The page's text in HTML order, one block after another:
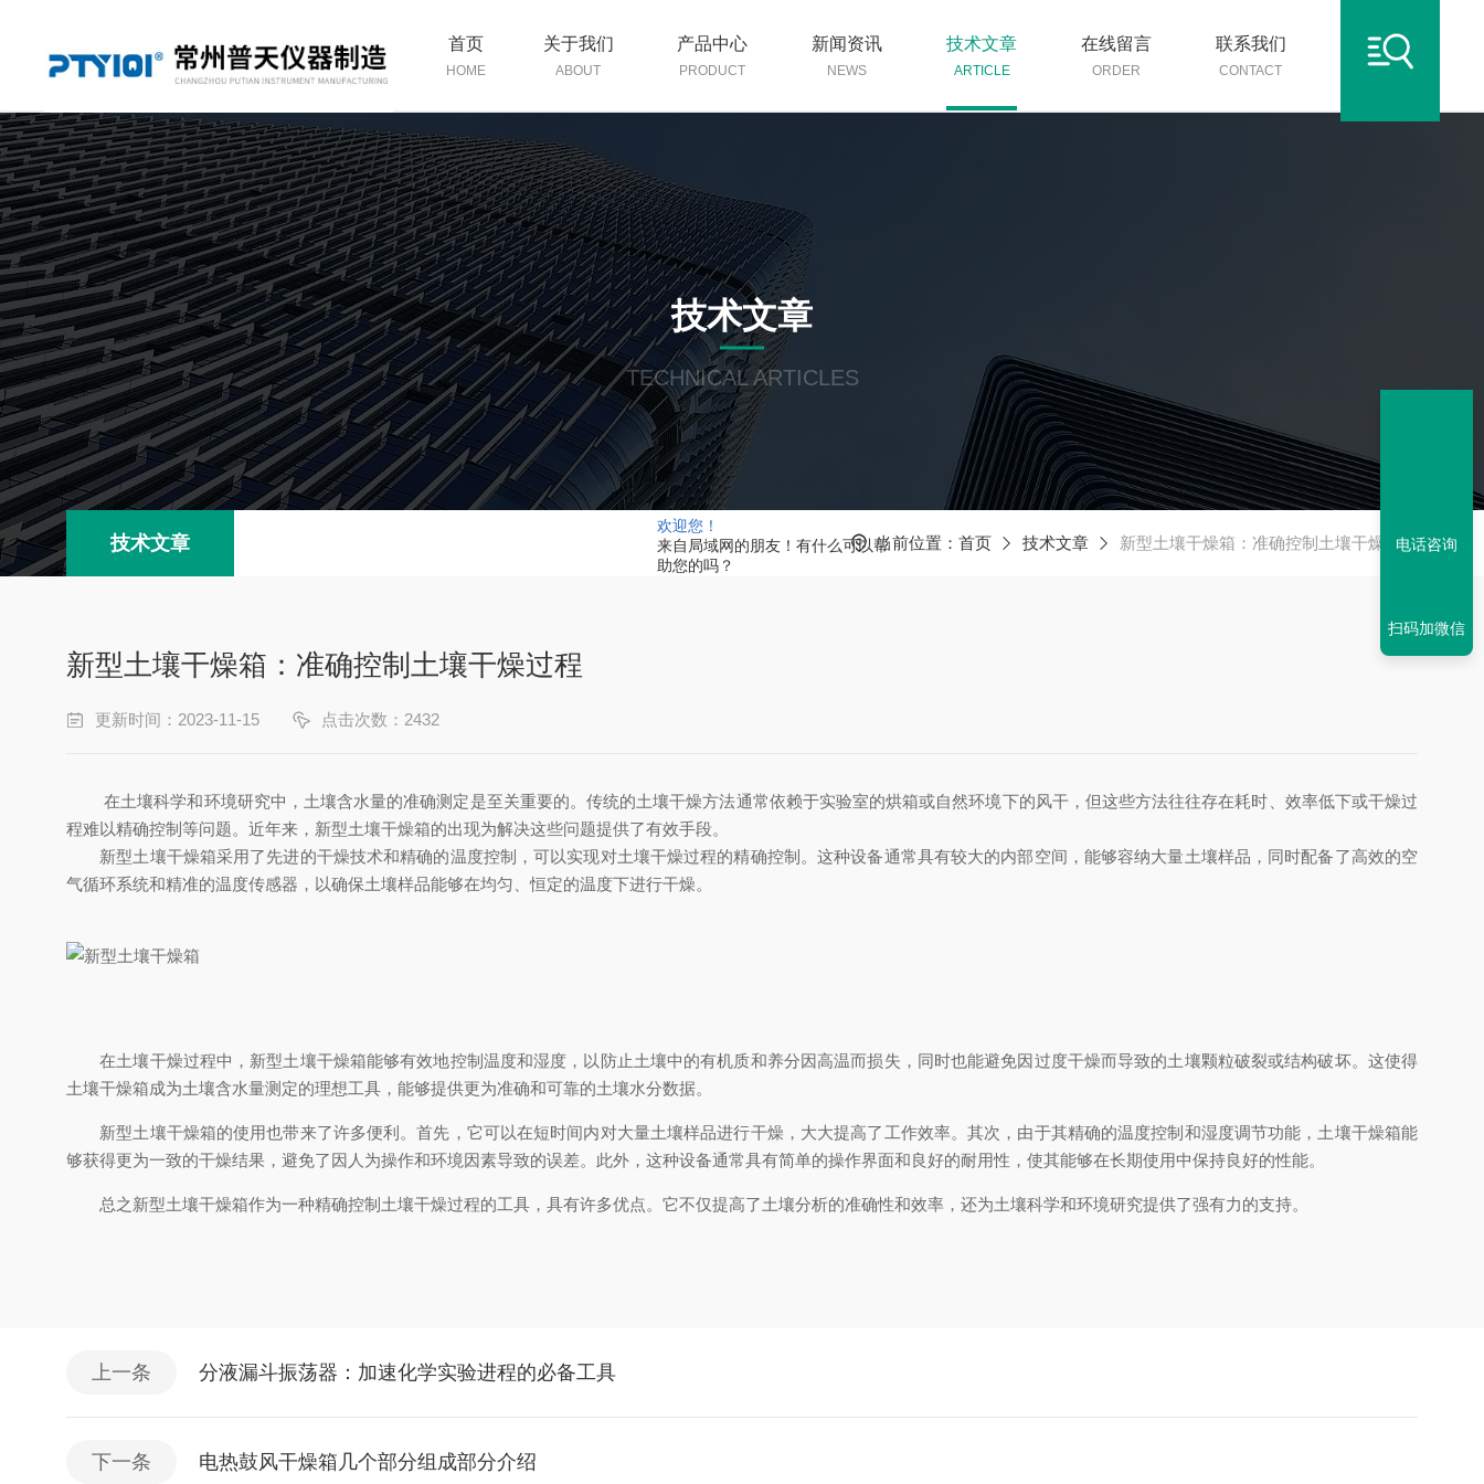
欢迎您！
来自局域网的朋友！有什么可以帮
助您的吗？
首页
HOME
关于我们
ABOUT
产品中心
PRODUCT
新闻资讯
NEWS
技术文章
ARTICLE
在线留言
ORDER
联系我们
CONTACT
技术文章
TECHNICAL ARTICLES
技术文章 当前位置： 首页 技术文章 新型土壤干燥箱：准确控制土壤干燥过程
新型土壤干燥箱：准确控制土壤干燥过程
更新时间：2023-11-15 点击次数：2432
在土壤科学和环境研究中，土壤含水量的准确测定是至关重要的。传统的土壤干燥方法通常依赖于实验室的烘箱或自然环境下的风干，但这些方法往往存在耗时、效率低下或干燥过
程难以精确控制等问题。近年来，新型土壤干燥箱的出现为解决这些问题提供了有效手段。
新型土壤干燥箱采用了先进的干燥技术和精确的温度控制，可以实现对土壤干燥过程的精确控制。这种设备通常具有较大的内部空间，能够容纳大量土壤样品，同时配备了高效的空
气循环系统和精准的温度传感器，以确保土壤样品能够在均匀、恒定的温度下进行干燥。
在土壤干燥过程中，新型土壤干燥箱能够有效地控制温度和湿度，以防止土壤中的有机质和养分因高温而损失，同时也能避免因过度干燥而导致的土壤颗粒破裂或结构破坏。这使得
土壤干燥箱成为土壤含水量测定的理想工具，能够提供更为准确和可靠的土壤水分数据。
新型土壤干燥箱的使用也带来了许多便利。首先，它可以在短时间内对大量土壤样品进行干燥，大大提高了工作效率。其次，由于其精确的温度控制和湿度调节功能，土壤干燥箱能
够获得更为一致的干燥结果，避免了因人为操作和环境因素导致的误差。此外，这种设备通常具有简单的操作界面和良好的耐用性，使其能够在长期使用中保持良好的性能。
总之新型土壤干燥箱作为一种精确控制土壤干燥过程的工具，具有许多优点。它不仅提高了土壤分析的准确性和效率，还为土壤科学和环境研究提供了强有力的支持。
上一条 分液漏斗振荡器：加速化学实验进程的必备工具
下一条 电热鼓风干燥箱几个部分组成部分介绍
电话咨询
扫码加微信